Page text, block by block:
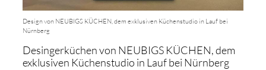
Design von NEUBIGS KÜCHEN, dem exklusiven Küchenstudio in Lauf bei
Nürnberg
Desingerküchen von NEUBIGS KÜCHEN, dem
exklusiven Küchenstudio in Lauf bei Nürnberg